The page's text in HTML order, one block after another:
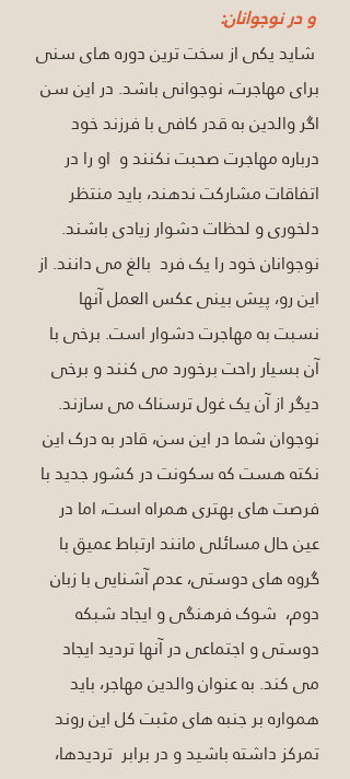
و در نوجوانان:
شاید یکی از سخت ترین دوره های سنی
برای مهاجرت، نوجوانی باشد. در این سن
اگر والدین به قدر کافی با فرزند خود
درباره مهاجرت صحبت نکنند و  او را در
اتفاقات مشارکت ندهند، باید منتظر
دلخوری و لحظات دشوار زیادی باشند.
نوجوانان خود را یک فرد  بالغ می دانند. از
این رو، پیش بینی عکس العمل آنها
نسبت به مهاجرت دشوار است. برخی با
آن بسیار راحت برخورد می کنند و برخی
دیگر از آن یک غول ترسناک می سازند.
نوجوان شما در این سن، قادر به درک این
نکته هست که سکونت در کشور جدید با
فرصت های بهتری همراه است، اما در
عین حال مسائلی مانند ارتباط عمیق با
گروه های دوستی، عدم آشنایی با زبان
دوم،  شوک فرهنگی و ایجاد شبکه
دوستی و اجتماعی در آنها تردید ایجاد
می کند. به عنوان والدین مهاجر، باید
همواره بر جنبه های مثبت کل این روند
تمرکز داشته باشید و در برابر  تردیدها،